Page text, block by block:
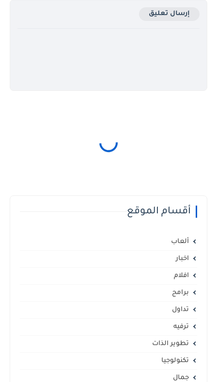
إرسال تعليق
أقسام الموقع
ألعاب
اخبار
افلام
برامج
تداول
ترفيه
تطوير الذات
تكنولوجيا
جمال